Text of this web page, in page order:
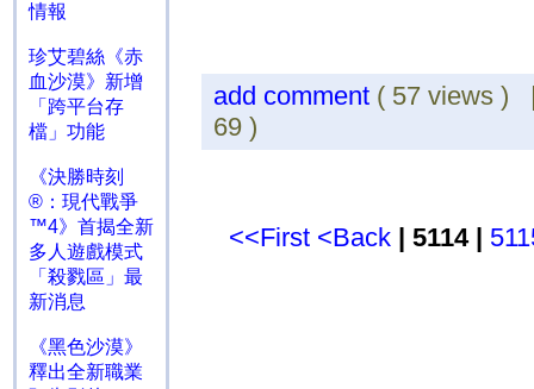
情報
珍艾碧絲《赤
血沙漠》新增
「跨平台存
檔」功能
《決勝時刻
®：現代戰爭
™4》首揭全新
多人遊戲模式
「殺戮區」最
新消息
《黑色沙漠》
釋出全新職業
add comment ( 57 views
69 )
<<First <Back | 5114 |